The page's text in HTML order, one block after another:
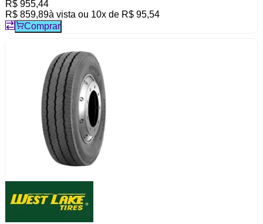
R$ 955,44
R$ 859,89à vista ou 10x de R$ 95,54
Comprar